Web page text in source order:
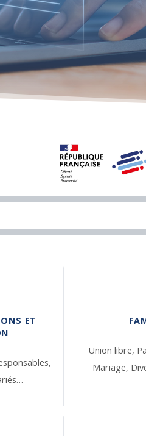
ET
Union libre,
Mariage,